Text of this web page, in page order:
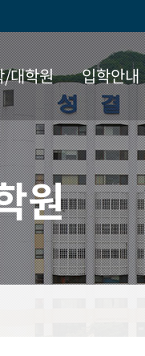
성결의 역사
연혁
설립자
/대학원
자율전공학부
전공설계지원
자율전공학부
인문사회계열
(2유형)
입학안내
외국인 입학
학부 안내
대학원 안내
한국어 교육
사이버신고
인권침해 및
성폭력
학술정보관
AI&XR센터
통합예약시스
알림방
청탁금지
개인정보처리
원